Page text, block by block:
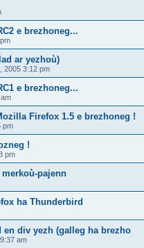
e brezhoneg...
ar yezhoù)
2005 3:12 pm
e brezhoneg...
Firefox 1.5 e brezhoneg !
pm
!
pm
pajenn
ha Thunderbird
div yezh (galleg ha brezho
am